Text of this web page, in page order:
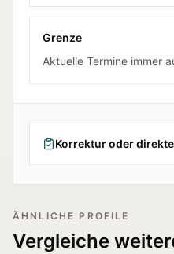
Grenze
Aktuelle Termine immer
Korrektur oder
ÄHNLICHE PROFILE
Vergleiche